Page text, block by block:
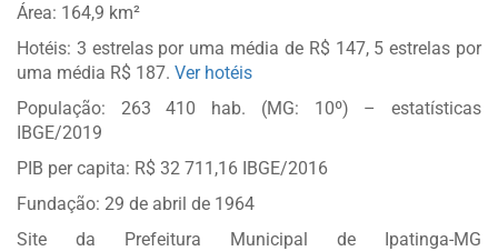
Área: 164,9 km²
Hotéis: 3 estrelas por uma média de R$ 147, 5 estrelas por
uma média R$ 187. Ver hotéis
População: 263 410 hab. (MG: 10º) – estatísticas
IBGE/2019
PIB per capita: R$ 32 711,16 IBGE/2016
Fundação: 29 de abril de 1964
Site da Prefeitura Municipal de Ipatinga-MG